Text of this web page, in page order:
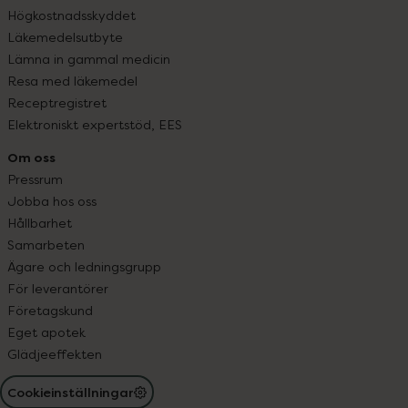
Högkostnadsskyddet
Läkemedelsutbyte
Lämna in gammal medicin
Resa med läkemedel
Receptregistret
Elektroniskt expertstöd, EES
Om oss
Pressrum
Jobba hos oss
Hållbarhet
Samarbeten
Ägare och ledningsgrupp
För leverantörer
Företagskund
Eget apotek
Glädjeeffekten
Cookieinställningar